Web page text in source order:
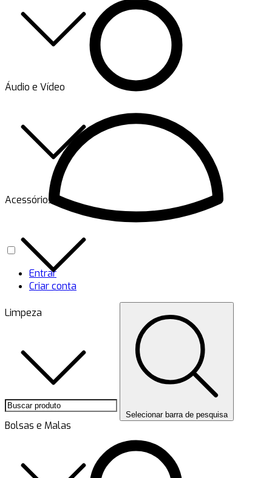
Áudio e Vídeo
Acessórios
Limpeza
Bolsas e Malas
Entrar
Criar conta
Selecionar barra de pesquisa